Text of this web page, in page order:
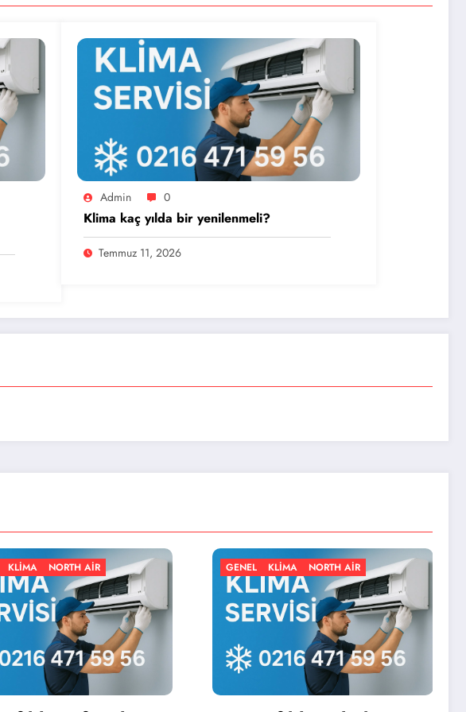
Admin 0
Klima kaç yılda bir yenilenmeli?
Temmuz 11, 2026
GENEL KLIMA NORTH AIR GENEL KLIMA NORTH AIR